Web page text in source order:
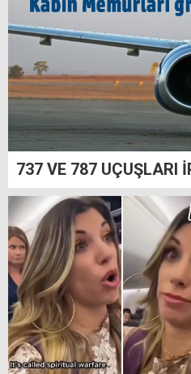
737 VE 787 UÇUŞLARI